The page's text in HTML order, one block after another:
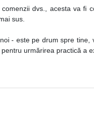
dvs., acesta va fi
sus.
- este pe drum spre tine,
urmărirea practică a